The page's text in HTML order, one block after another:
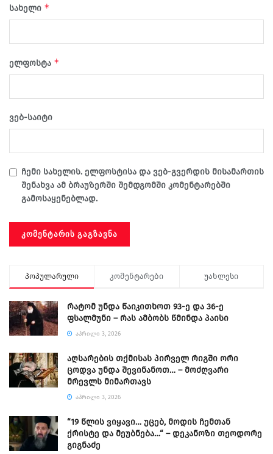
სახელი *
ელფოსტა *
ვებ-საიტი
ჩემი სახელის. ელფოსტისა და ვებ-გვერდის მისამართის
შენახვა ამ ბრაუზერში შემდგომში კომენტარებში
გამოსაყენებლად.
პოპულარული კომენტარები უახლესი
რატომ უნდა წაიკითხოთ 93-ე და 36-ე
ფსალმუნი – რას ამბობს წმინდა პაისი
ᲐᲞᲠᲘᲚᲘ 3, 2026
აღსარების თქმისას პირველ რიგში ორი
ცოდვა უნდა შევინანოთ… – მოძღვარი
მრევლს მიმართავს
ᲐᲞᲠᲘᲚᲘ 3, 2026
“19 წლის ვიყავი… უცებ, მოდის ჩემთან
ქრისტე და მეუბნება…“ – დეკანოზი თეოდორე
გიგნაძე